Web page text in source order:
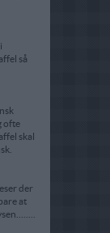
så
ofte
skal
der
at